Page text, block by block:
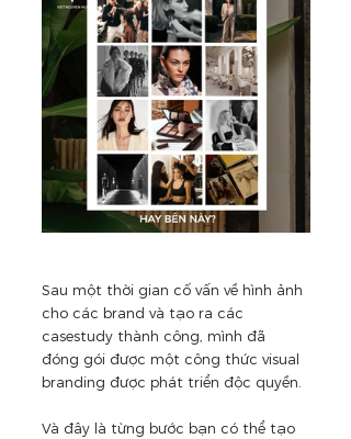
Sau một thời gian cố vấn về hình ảnh
cho các brand và tạo ra các
casestudy thành công, mình đã
đóng gói được một công thức visual
branding được phát triển độc quyền.
Và đây là từng bước bạn có thể tạo